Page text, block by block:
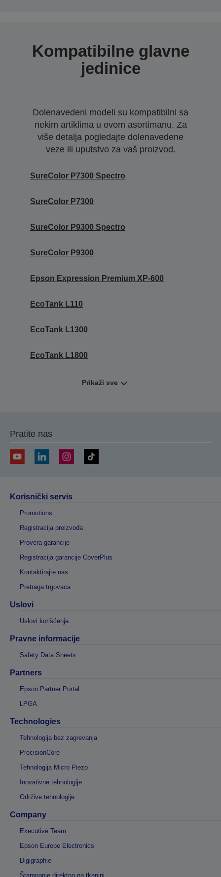
Kompatibilne glavne
jedinice
Dolenavedeni modeli su kompatibilni sa
nekim artiklima u ovom asortimanu. Za
više detalja pogledajte dolenavedene
veze ili uputstvo za vaš proizvod.
SureColor P7300 Spectro
SureColor P7300
SureColor P9300 Spectro
SureColor P9300
Epson Expression Premium XP-600
EcoTank L110
EcoTank L1300
EcoTank L1800
Prikaži sve
Pratite nas
Korisnički servis
Promotions
Registracija proizvoda
Provera garancije
Registracija garancije CoverPlus
Kontaktirajte nas
Pretraga trgovaca
Uslovi
Uslovi korišćenja
Pravne informacije
Safety Data Sheets
Partners
Epson Partner Portal
LPGA
Technologies
Tehnologija bez zagrevanja
PrecisionCore
Tehnologija Micro Piezo
Inovativne tehnologije
Održive tehnologije
Company
Executive Team
Epson Europe Electronics
Digigraphie
Štampanje direktno na tkanini